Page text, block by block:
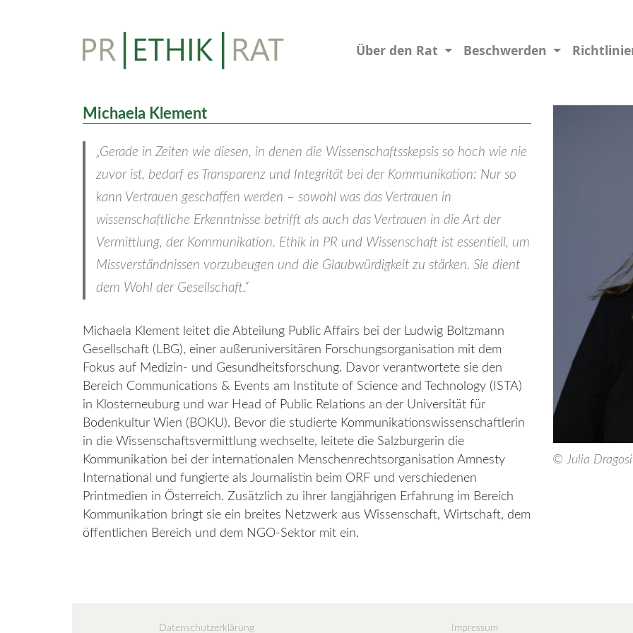
Über den Rat Beschwerden
Michaela Klement
„Gerade in Zeiten wie diesen, in denen die Wissenschaftsskepsis so hoch wie nie
zuvor ist, bedarf es Transparenz und Integrität bei der Kommunikation: Nur so
kann Vertrauen geschaffen werden – sowohl was das Vertrauen in
wissenschaftliche Erkenntnisse betrifft als auch das Vertrauen in die Art der
Vermittlung, der Kommunikation. Ethik in PR und Wissenschaft ist essentiell, um
Missverständnissen vorzubeugen und die Glaubwürdigkeit zu stärken. Sie dient
dem Wohl der Gesellschaft.“
Michaela Klement leitet die Abteilung Public Affairs bei der Ludwig Boltzmann
Gesellschaft (LBG), einer außeruniversitären Forschungsorganisation mit dem
Fokus auf Medizin- und Gesundheitsforschung. Davor verantwortete sie den
Bereich Communications & Events am Institute of Science and Technology (ISTA)
in Klosterneuburg und war Head of Public Relations an der Universität für
Bodenkultur Wien (BOKU). Bevor die studierte Kommunikationswissenschaftlerin
in die Wissenschaftsvermittlung wechselte, leitete die Salzburgerin die
Kommunikation bei der internationalen Menschenrechtsorganisation Amnesty
International und fungierte als Journalistin beim ORF und verschiedenen
Printmedien in Österreich. Zusätzlich zu ihrer langjährigen Erfahrung im Bereich
Kommunikation bringt sie ein breites Netzwerk aus Wissenschaft, Wirtschaft, dem
öffentlichen Bereich und dem NGO-Sektor mit ein.
© Julia
Datenschutzerklärung Impressum